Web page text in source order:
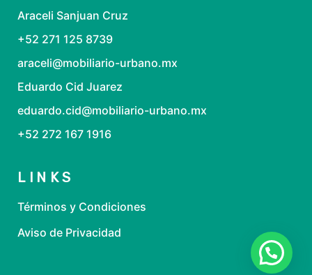
Araceli Sanjuan Cruz
+52 271 125 8739
araceli@mobiliario-urbano.mx
Eduardo Cid Juarez
eduardo.cid@mobiliario-urbano.mx
+52 272 167 1916
LINKS
Términos y Condiciones
Aviso de Privacidad